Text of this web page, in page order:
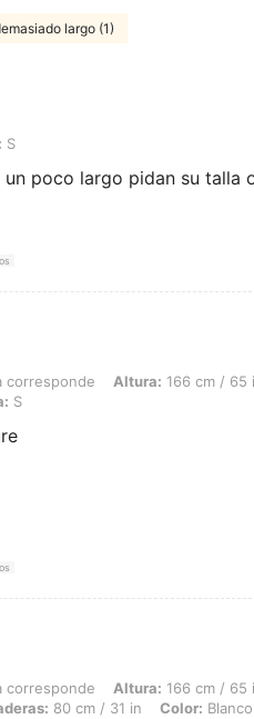
largo (1)
S
poco largo pidan su talla
Altura: 166 cm / 65 in, Peso:
corresponde Altura: 166 cm / 65
S
Altura: 166 cm / 65 in, Peso:
corresponde Altura: 166 cm / 65
80 cm / 31 in Color: Blanco